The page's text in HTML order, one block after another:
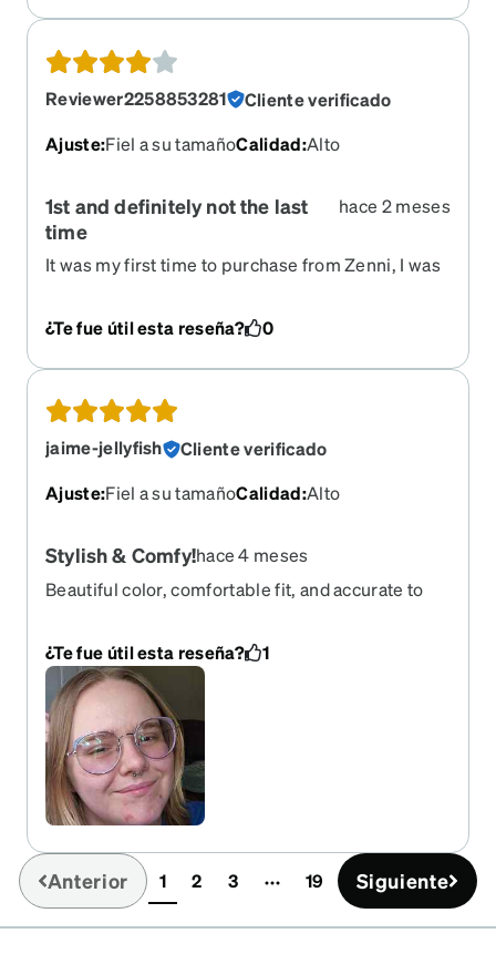
the paramedic found my glasses, they had no
damage! You would have never guessed they just
went through a car accident. Definitely
recommend buying from Zenni in general
Reviewer2258853281
Cliente verificado
Ajuste:Fiel a su tamañoCalidad:Alto
1st and definitely not the last
time
hace 2 meses
It was my first time to purchase from Zenni, I was
rating, was because I expected the size of the
¿Te fue útil esta reseña? 0
jaime-jellyfish
Cliente verificado
Ajuste:Fiel a su tamañoCalidad:Alto
Stylish & Comfy!hace 4 meses
Beautiful color, comfortable fit, and accurate to
would accommodate my prescription, but I'm
ultimately very happy with what I chose. Shipping
was much faster than I anticipated once the
frames were made—even faster than my regular
optician!
¿Te fue útil esta reseña? 1
Anterior 1(current)
2 3 19 Siguiente